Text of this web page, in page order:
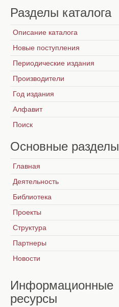
Разделы каталога
Описание каталога
Новые поступления
Периодические издания
Производители
Год издания
Алфавит
Поиск
Основные разделы
Главная
Деятельность
Библиотека
Проекты
Структура
Партнеры
Новости
Информационные
ресурсы